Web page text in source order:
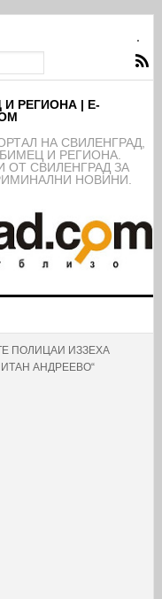
на ФК
РЕГИОНА | E-
НА СВИЛЕНГРАД,
И РЕГИОНА.
ОТ СВИЛЕНГРАД ЗА
НОВИНИ.
ПОЛИЦАИ ИЗЗЕХА
АНДРЕЕВО“